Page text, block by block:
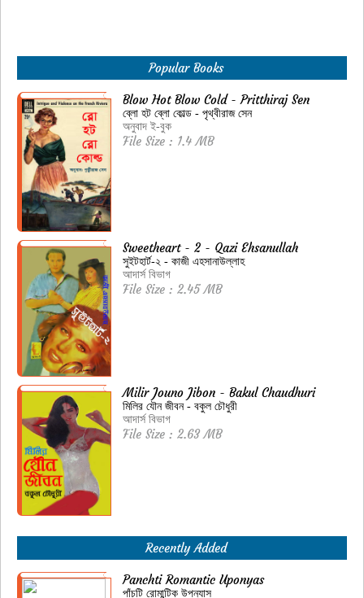
Popular Books
Blow Hot Blow Cold - Pritthiraj Sen
ব্লো হট ব্লো কোল্ড - পৃথ্বীরাজ সেন
অনুবাদ ই-বুক
File Size : 1.4 MB
Sweetheart - 2 - Qazi Ehsanullah
সুইটহার্ট-২ - কাজী এহসানাউল্লাহ
আদার্স বিভাগ
File Size : 2.45 MB
Milir Jouno Jibon - Bakul Chaudhuri
মিলির যৌন জীবন - বকুল চৌধুরী
আদার্স বিভাগ
File Size : 2.63 MB
Recently Added
Panchti Romantic Uponyas
পাঁচটি রোমান্টিক উপন্যাস